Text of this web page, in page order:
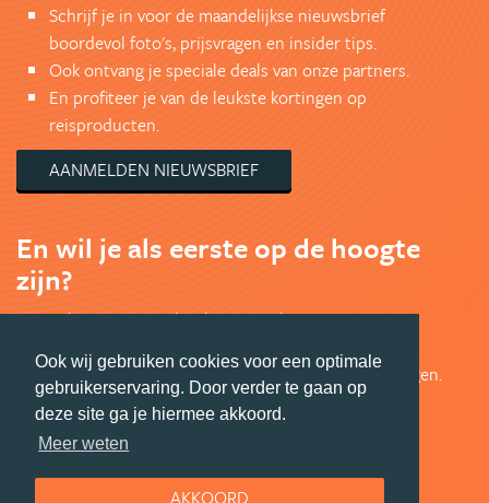
Ook wij gebruiken cookies voor een optimale
gebruikerservaring. Door verder te gaan op
deze site ga je hiermee akkoord.
Meer weten
AKKOORD
Schrijf je in voor de maandelijkse nieuwsbrief
boordevol foto's, prijsvragen en insider tips.
Ook ontvang je speciale deals van onze partners.
En profiteer je van de leukste kortingen op
reisproducten.
AANMELDEN NIEUWSBRIEF
En wil je als eerste op de hoogte
zijn?
Volg ons op Facebook voor exclusieve
Bekijk de mooiste foto's en doe mee met prijsvragen.
Jouw shot Azië inspiratie.
VOLG ONS VIA FACEBOOK